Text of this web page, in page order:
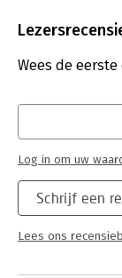
Uitgever:
Wees de
Schrijf een
Lees ons
Log in om uw